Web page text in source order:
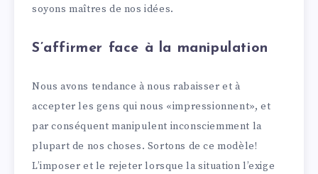
soyons maîtres de nos idées.
S’affirmer face à la manipulation
Nous avons tendance à nous rabaisser et à
accepter les gens qui nous «impressionnent», et
par conséquent manipulent inconsciemment la
plupart de nos choses. Sortons de ce modèle!
L’imposer et le rejeter lorsque la situation l’exige